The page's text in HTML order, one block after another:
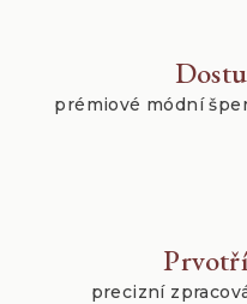
prémiové módní
precizní